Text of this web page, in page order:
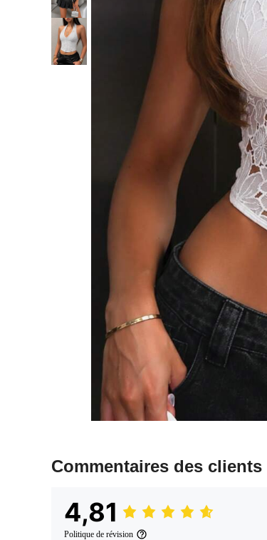
Commentaires des clients
4,81
Politique de révision